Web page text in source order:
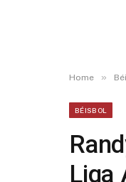
Home »
BÉISBOL
Liga